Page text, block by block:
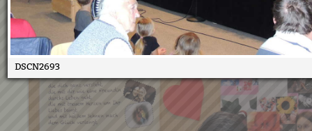
Muttertagsfeier 2017
16.05.2017
DSCN2693